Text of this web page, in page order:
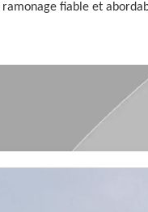
fiable et